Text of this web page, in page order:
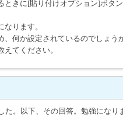
ときに[貼り付けオプション]ボタ
ります。
、何か設定されているのでしょう
てください。
た。以下、その回答。勉強になり